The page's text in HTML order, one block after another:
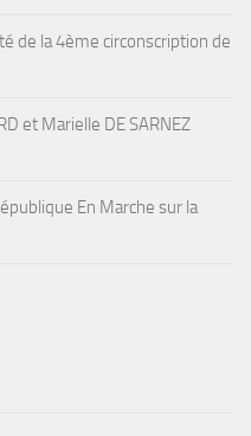
de la 4ème circonscription de
et Marielle DE SARNEZ
En Marche sur la